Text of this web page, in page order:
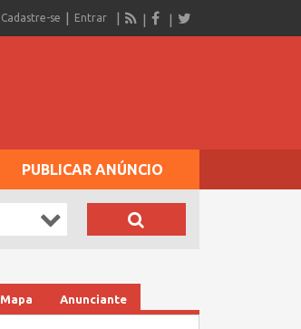
Cadastre-se Entrar
PUBLICAR ANÚNCIO
Mapa Anunciante